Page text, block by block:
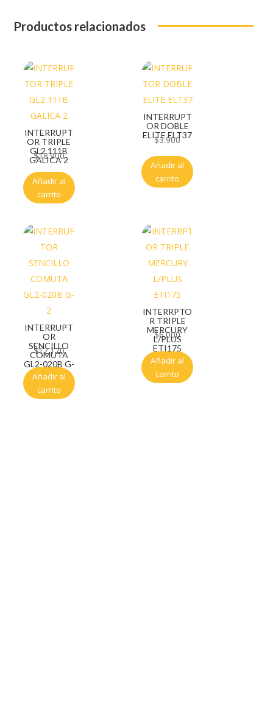
Productos relacionados
INTERRUPT
OR TRIPLE
GL2 111B
GALICA 2
$18.900
Añadir al
carrito
INTERRUPT
OR DOBLE
ELITE ELT37
$3.900
Añadir al
carrito
INTERRUPT
OR
SENCILLO
COMUTA
GL2-020B G-
2
$12.120
Añadir al
carrito
INTERRPTO
R TRIPLE
MERCURY
L/PLUS
ETI175
$6.000
Añadir al
carrito